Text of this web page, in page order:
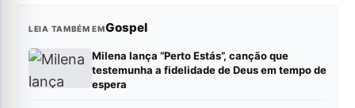
LEIA TAMBÉM EMGospel
Milena lança “Perto Estás”, canção que
testemunha a fidelidade de Deus em tempo de
espera